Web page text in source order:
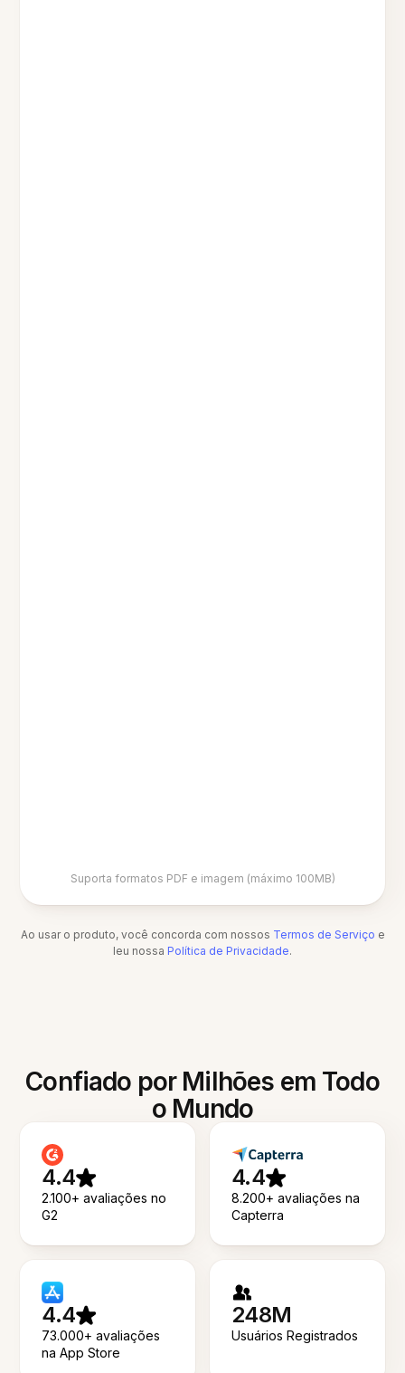
Suporta formatos PDF e imagem (máximo 100MB)
Ao usar o produto, você concorda com nossos Termos de Serviço e
leu nossa Política de Privacidade.
Confiado por Milhões em Todo
o Mundo
4.4
2.100+ avaliações no
G2
4.4
8.200+ avaliações na
Capterra
4.4
73.000+ avaliações
na App Store
248M
Usuários Registrados